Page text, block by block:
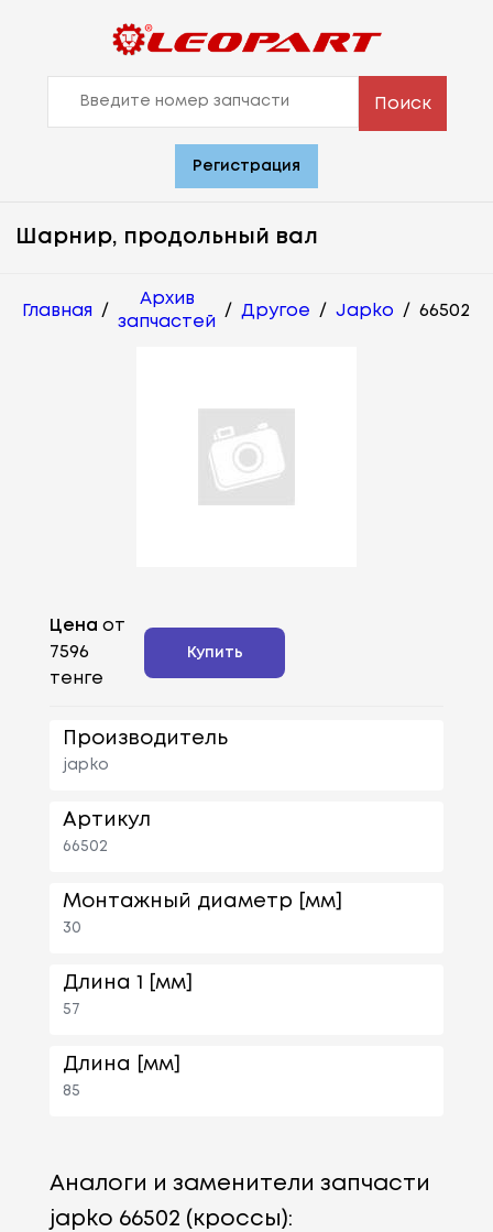
Поиск
Регистрация
Шарнир, продольный вал
Главная /
Архив
запчастей
/ Другое / Japko / 66502
Цена от
7596
тенге
Купить
Производитель
japko
Артикул
66502
Монтажный диаметр [мм]
30
Длина 1 [мм]
57
Длина [мм]
85
Аналоги и заменители запчасти
japko 66502 (кроссы):